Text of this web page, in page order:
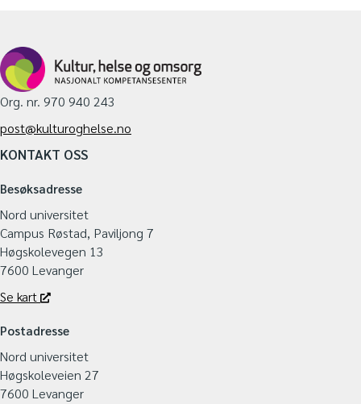
Org. nr. 970 940 243
post@kulturoghelse.no
KONTAKT OSS
Besøksadresse
Nord universitet
Campus Røstad, Paviljong 7
Høgskolevegen 13
7600 Levanger
Se kart
Postadresse
Nord universitet
Høgskoleveien 27
7600 Levanger